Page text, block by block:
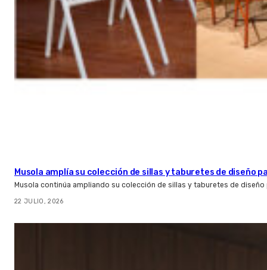
Musola amplía su colección de sillas y taburetes de diseño
Musola continúa ampliando su colección de sillas y taburetes de
22 JULIO, 2026